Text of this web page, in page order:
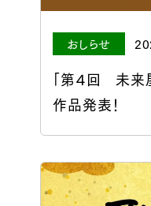
おしらせ
「第４回 未来
作品発表！